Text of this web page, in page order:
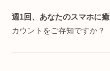
週1回、あなたのスマホに
カウントをご存知ですか？